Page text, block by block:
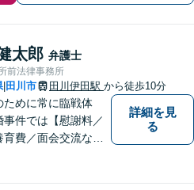
太郎 弁護士
前法律事務所
| 田川市 田川伊田駅 から徒歩10分
ために常に臨戦体
事件では【慰謝料／
育費／面会交流な
詳細を見
る